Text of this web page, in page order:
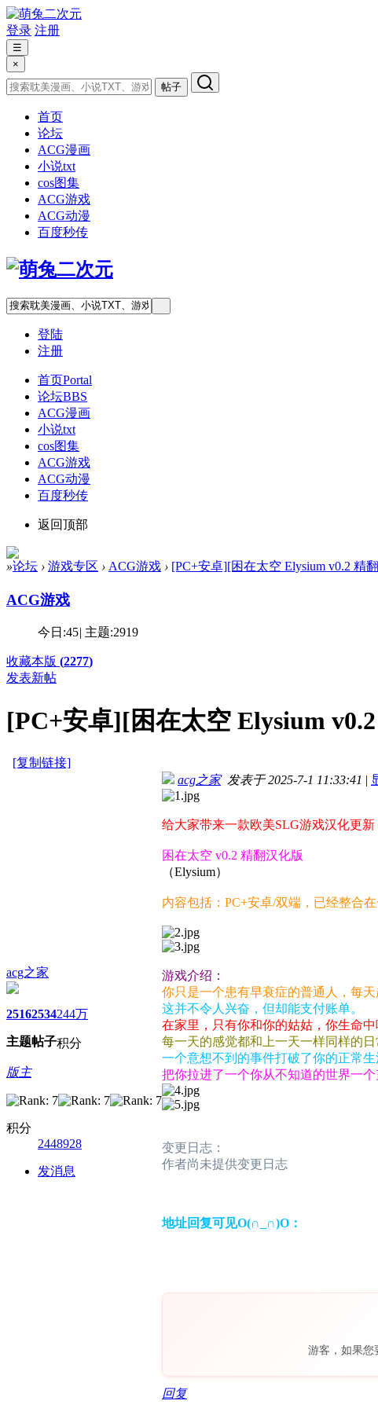
登录 注册
☰
×
帖子
首页
论坛
ACG漫画
小说txt
cos图集
ACG游戏
ACG动漫
百度秒传
登陆
注册
首页Portal
论坛BBS
ACG漫画
小说txt
cos图集
ACG游戏
ACG动漫
百度秒传
返回顶部
»论坛 › 游戏专区 › ACG游戏 › [PC+安卓][困在太空 Elysium v0.2 精
ACG游戏
今日:45| 主题:2919
收藏本版 (2277)
发表新帖
[PC+安卓][困在太空 Elysium
[复制链接]
acg之家
2516
主题
2534
帖子
244万
积分
版主
积分
2448928
发消息
acg之家发表于 2025-7-1 11:33:41 |
给大家带来一款欧美SLG游戏汉化更新
困在太空 v0.2 精翻汉化版
（Elysium）
内容包括：PC+安卓/双端，已经整合在
游戏介绍：
你只是一个患有早衰症的普通人，每
这并不令人兴奋，但却能支付账单。
在家里，只有你和你的姑姑，你生命
每一天的感觉都和上一天一样同样的
一个意想不到的事件打破了你的正常生
把你拉进了一个你从不知道的世界一
变更日志：
作者尚未提供变更日志
地址回复可见O(∩_∩)O：
游客，如果您
回复